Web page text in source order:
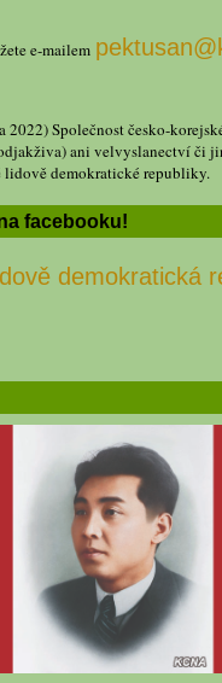
e-mailem
2022) Společnost česko-
ani velvyslanectví či
lidově demokratické republiky.
facebooku!
demokratická